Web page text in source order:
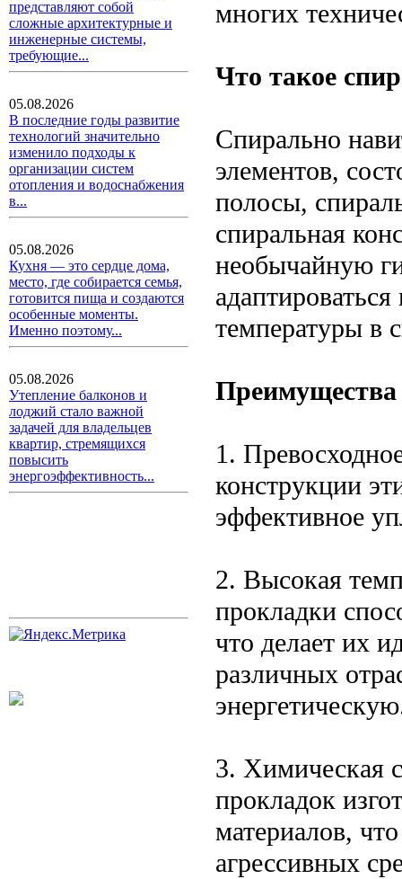
представляют собой
сложные архитектурные и
инженерные системы,
требующие...
05.08.2026
В последние годы развитие
технологий значительно
изменило подходы к
организации систем
отопления и водоснабжения
в...
05.08.2026
Кухня — это сердце дома,
место, где собирается семья,
готовится пища и создаются
особенные моменты.
Именно поэтому...
05.08.2026
Утепление балконов и
лоджий стало важной
задачей для владельцев
квартир, стремящихся
повысить
энергоэффективность...
многих
Что такое
Спирально
элементов,
полосы,
спиральная
необычайную
температуры в
1.
конструкции
эффективное
2. Высокая
прокладки
что делает их
различных
3. Химическая
прокладок
материалов,
агрессивных